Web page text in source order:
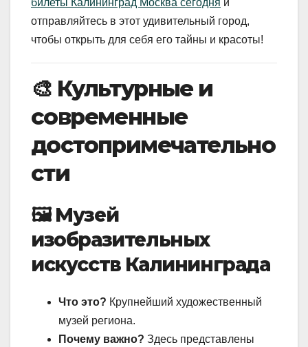
билеты Калининград Москва сегодня и
отправляйтесь в этот удивительный город,
чтобы открыть для себя его тайны и красоты!
🎨 Культурные и
современные
достопримечательно
сти
🖼️ Музей
изобразительных
искусств Калининграда
Что это? Крупнейший художественный
музей региона.
Почему важно? Здесь представлены